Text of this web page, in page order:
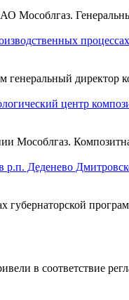
директор
центр
р.п. Деденево
в соответствие